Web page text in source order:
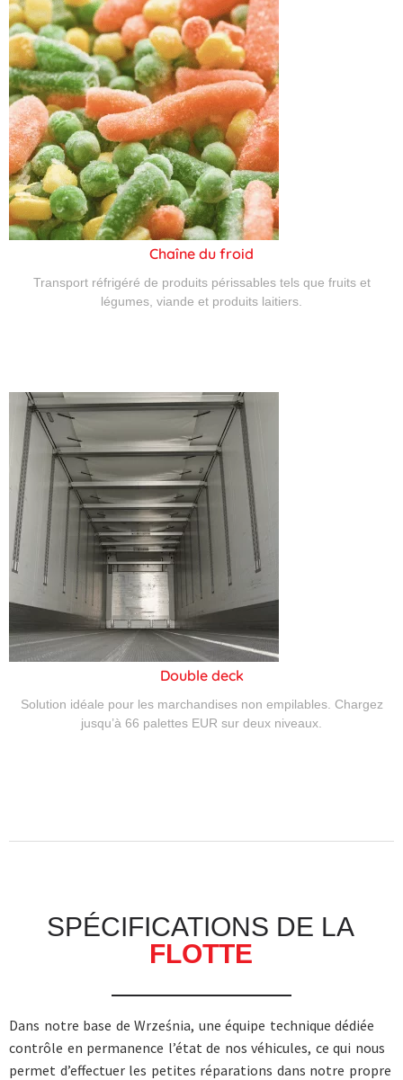
Chaîne du froid
Transport réfrigéré de produits périssables tels que fruits et
légumes, viande et produits laitiers.
Double deck
Solution idéale pour les marchandises non empilables. Chargez
jusqu’à 66 palettes EUR sur deux niveaux.
SPÉCIFICATIONS DE LA
FLOTTE
Dans notre base de Września, une équipe technique dédiée
contrôle en permanence l’état de nos véhicules, ce qui nous
permet d’effectuer les petites réparations dans notre propre